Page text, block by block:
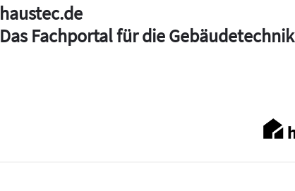
haustec.de
Das Fachportal für die Gebäudetechnik